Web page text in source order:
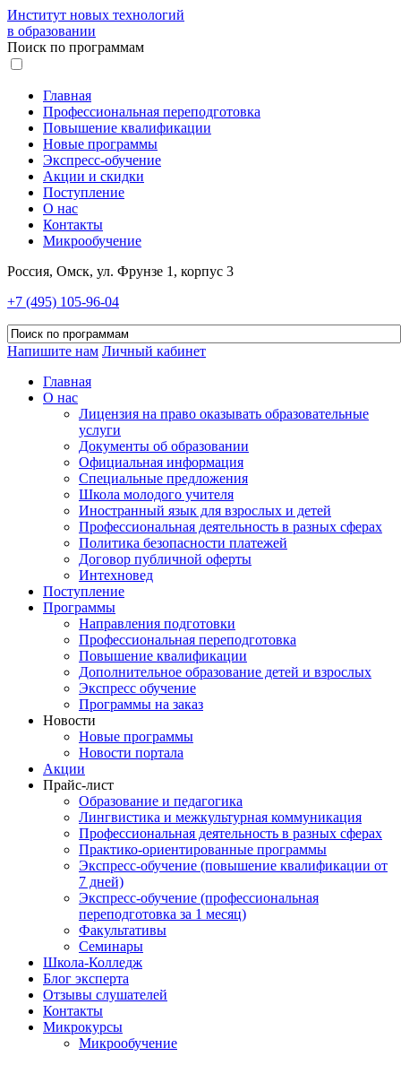
Институт новых технологий
в образовании
Поиск по программам
Главная
Профессиональная переподготовка
Повышение квалификации
Новые программы
Экспресс-обучение
Акции и скидки
Поступление
О нас
Контакты
Микрообучение
Россия, Омск, ул. Фрунзе 1, корпус 3
+7 (495) 105-96-04
Напишите нам Личный кабинет
Главная
О нас
Лицензия на право оказывать образовательные
услуги
Документы об образовании
Официальная информация
Специальные предложения
Школа молодого учителя
Иностранный язык для взрослых и детей
Профессиональная деятельность в разных сферах
Политика безопасности платежей
Договор публичной оферты
Интехновед
Поступление
Программы
Направления подготовки
Профессиональная переподготовка
Повышение квалификации
Дополнительное образование детей и взрослых
Экспресс обучение
Программы на заказ
Новости
Новые программы
Новости портала
Акции
Прайс-лист
Образование и педагогика
Лингвистика и межкультурная коммуникация
Профессиональная деятельность в разных сферах
Практико-ориентированные программы
Экспресс-обучение (повышение квалификации от
7 дней)
Экспресс-обучение (профессиональная
переподготовка за 1 месяц)
Факультативы
Семинары
Школа-Колледж
Блог эксперта
Отзывы слушателей
Контакты
Микрокурсы
Микрообучение